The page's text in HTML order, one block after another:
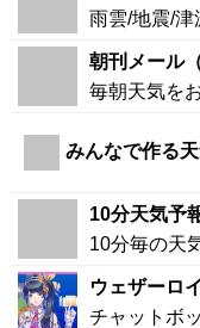
雨雲/地震/津
朝刊メール
毎朝天気を
みんなで作る
10分天気予
10分毎の天
ウェザーロ
チャットボ